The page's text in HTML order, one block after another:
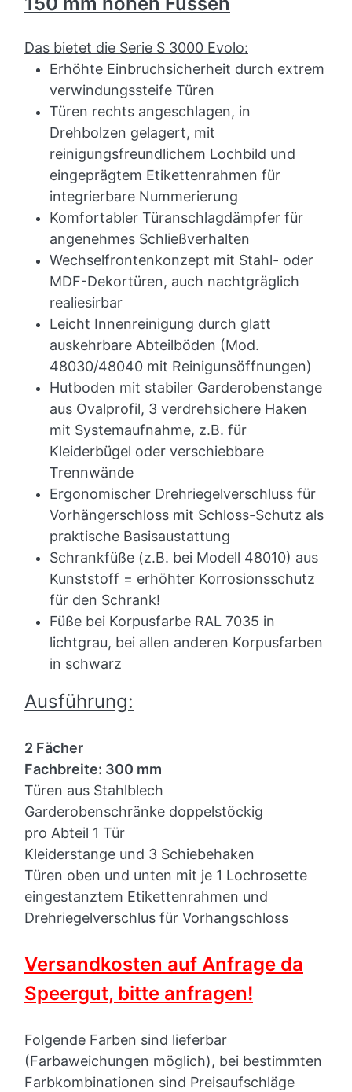
Das bietet die Serie S 3000 Evolo:
Erhöhte Einbruchsicherheit durch extrem
verwindungssteife Türen
Türen rechts angeschlagen, in
Drehbolzen gelagert, mit
reinigungsfreundlichem Lochbild und
eingeprägtem Etikettenrahmen für
integrierbare Nummerierung
Komfortabler Türanschlagdämpfer für
angenehmes Schließverhalten
Wechselfrontenkonzept mit Stahl- oder
MDF-Dekortüren, auch nachtgräglich
realiesirbar
Leicht Innenreinigung durch glatt
auskehrbare Abteilböden (Mod.
48030/48040 mit Reinigunsöffnungen)
Hutboden mit stabiler Garderobenstange
aus Ovalprofil, 3 verdrehsichere Haken
mit Systemaufnahme, z.B. für
Kleiderbügel oder verschiebbare
Trennwände
Ergonomischer Drehriegelverschluss für
Vorhängerschloss mit Schloss-Schutz als
praktische Basisaustattung
Schrankfüße (z.B. bei Modell 48010) aus
Kunststoff = erhöhter Korrosionsschutz
für den Schrank!
Füße bei Korpusfarbe RAL 7035 in
lichtgrau, bei allen anderen Korpusfarben
in schwarz
Ausführung:
2 Fächer
Fachbreite: 300 mm
Türen aus Stahlblech
Garderobenschränke doppelstöckig
pro Abteil 1 Tür
Kleiderstange und 3 Schiebehaken
Türen oben und unten mit je 1 Lochrosette
eingestanztem Etikettenrahmen und
Drehriegelverschlus für Vorhangschloss
Versandkosten auf Anfrage da
Speergut, bitte anfragen!
Folgende Farben sind lieferbar
(Farbaweichungen möglich), bei bestimmten
Farbkombinationen sind Preisaufschläge